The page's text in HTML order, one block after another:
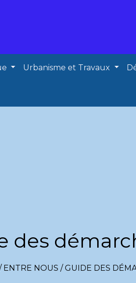
Urbanisme et Travaux
des
ENTRE NOUS /GUIDE DES